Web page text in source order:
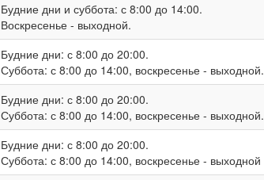
Будние дни и суббота: с 8:00 до 14:00.
Воскресенье - выходной.
Будние дни: с 8:00 до 20:00.
Суббота: с 8:00 до 14:00, воскресенье - выходной.
Будние дни: с 8:00 до 20:00.
Суббота: с 8:00 до 14:00, воскресенье - выходной.
Будние дни: с 8:00 до 20:00.
Суббота: с 8:00 до 14:00, воскресенье - выходной